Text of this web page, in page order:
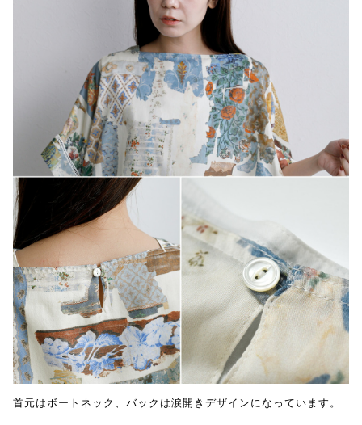
首元はボートネック、バックは涙開きデザインになっています。